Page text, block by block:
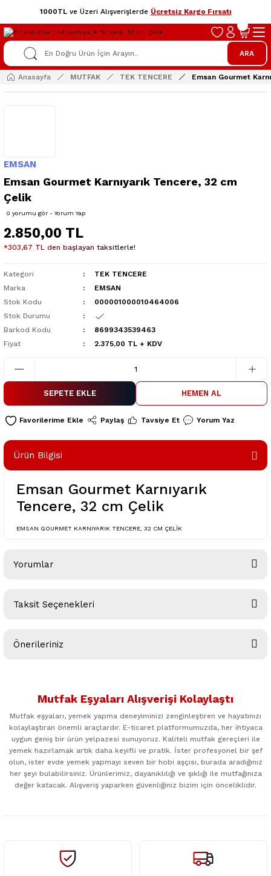
1000TLve Üzeri Alışverişlerde Ücretsiz Kargo Fırsatı
ARA
Anasayfa MUTFAK TEK TENCERE Emsan Gourmet
EMSAN
Emsan Gourmet Karnıyarık Tencere, 32 cm
Çelik
0 yorumu gör - Yorum Yap
2.850,00 TL
*303,67 TL den başlayan taksitlerle!
Kategori
TEK TENCERE
Marka
EMSAN
Stok Kodu
000001000010464006
Stok Durumu
Barkod Kodu
8699343539463
Fiyat
2.375,00 TL + KDV
SEPETE EKLE HEMEN AL
Paylaş Tavsiye Et Yorum Yaz
Ürün Bilgisi
Emsan Gourmet Karnıyarık
Tencere, 32 cm Çelik
EMSAN GOURMET KARNIYARIK TENCERE, 32 CM ÇELİK
Yorumlar
Taksit Seçenekleri
Önerileriniz
kullanarak tarafımıza iletebilirsiniz.
Ürün resmi kalitesiz, bozuk veya görüntülenemiyor.
Ürün bilgilerinde hatalar bulunuyor.
Ürün fiyatı diğer sitelerden daha pahalı.
Mutfak Eşyaları Alışverişi Kolaylaştı
Mutfak eşyaları, yemek yapma deneyiminizi zenginleştiren ve hayatınızı
kolaylaştıran önemli araçlardır. E-ticaret platformumuzda, her ihtiyaca
uygun geniş bir ürün yelpazesi sunuyoruz. Kaliteli mutfak gereçleri ile
yemek hazırlamak artık daha keyifli ve pratik. İster profesyonel bir şef
olun, ister evde yemek yapmayı seven bir hobi aşçısı, burada aradığınız
her şeyi bulabilirsiniz. Ürünlerimiz, dayanıklılığı ve şıklığı ile mutfağınıza
değer katacak. Alışveriş yaparken güvenliğiniz bizim için önceliklidir.